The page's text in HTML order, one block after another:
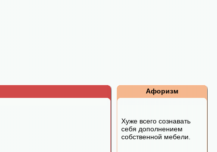
Афоризм
Хуже всего сознавать
себя дополнением
собственной мебели.